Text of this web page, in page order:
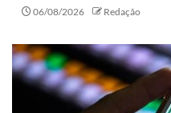
06/08/2026 Redação